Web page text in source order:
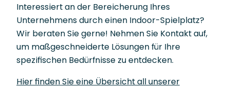
Interessiert an der Bereicherung Ihres
Unternehmens durch einen Indoor-Spielplatz?
Wir beraten Sie gerne! Nehmen Sie Kontakt auf,
um maßgeschneiderte Lösungen für Ihre
spezifischen Bedürfnisse zu entdecken.
Hier finden Sie eine Übersicht all unserer